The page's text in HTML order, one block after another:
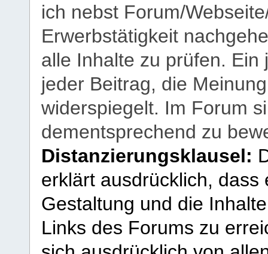
ich nebst Forum/
Erwerbstätigkeit
alle Inhalte zu prüfen.
jeder Beitrag, die
widerspiegelt. Im Forum
dementsprechend zu
Distanzierungsklausel:
erklärt ausdrücklich,
Gestaltung und die
Links des Forums zu